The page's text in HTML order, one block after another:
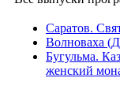
Саратов.
Волноваха
Бугульма.
женский